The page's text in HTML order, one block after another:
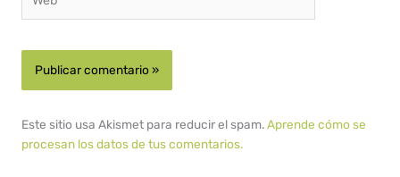
Este sitio usa Akismet para reducir el spam.Aprende cómo se
procesan los datos de tus comentarios.